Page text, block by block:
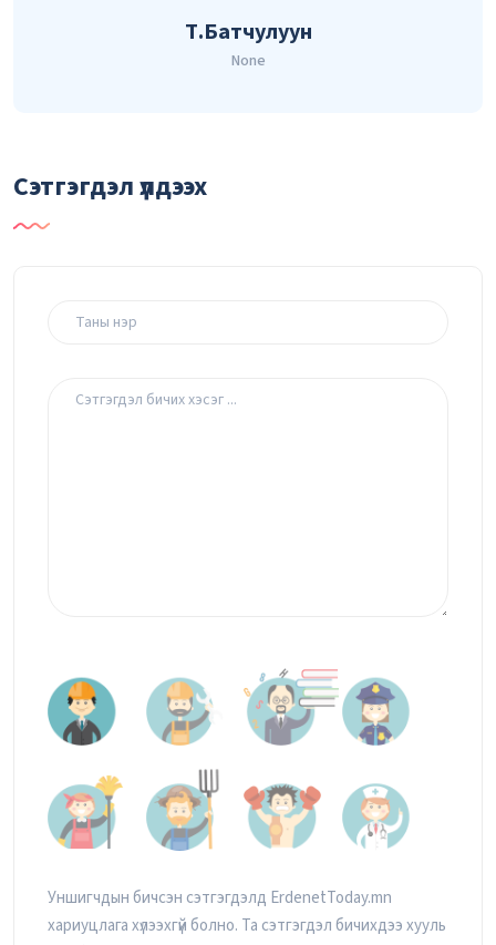
Т.Батчулуун
None
Сэтгэгдэл үлдээх
Уншигчдын бичсэн сэтгэгдэлд ErdenetToday.mn
хариуцлага хүлээхгүй болно. Та сэтгэгдэл бичихдээ хууль